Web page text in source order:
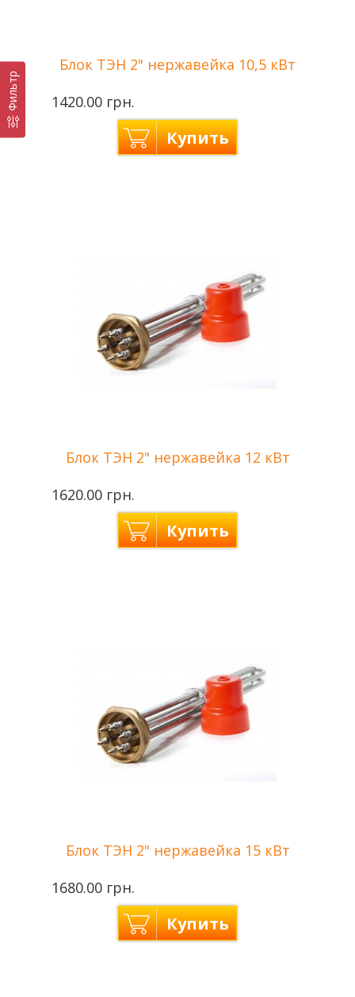
Фильтр
Блок ТЭН 2" нержавейка 10,5 кВт
1420.00 грн.
Купить
Блок ТЭН 2" нержавейка 12 кВт
1620.00 грн.
Купить
Блок ТЭН 2" нержавейка 15 кВт
1680.00 грн.
Купить